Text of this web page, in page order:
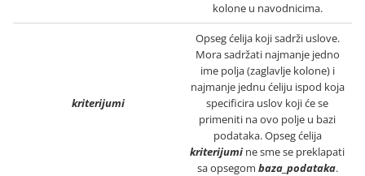
kolone u navodnicima.
kriterijumi
Opseg ćelija koji sadrži uslove.
Mora sadržati najmanje jedno
ime polja (zaglavlje kolone) i
najmanje jednu ćeliju ispod koja
specificira uslov koji će se
primeniti na ovo polje u bazi
podataka. Opseg ćelija
kriterijumi ne sme se preklapati
sa opsegom baza_podataka.